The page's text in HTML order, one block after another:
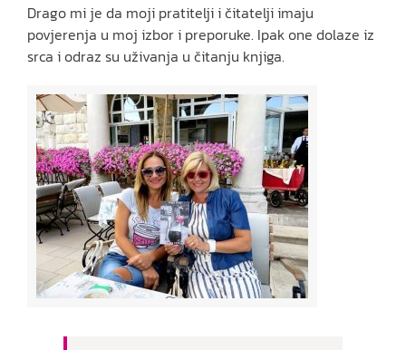
Drago mi je da moji pratitelji i čitatelji imaju
povjerenja u moj izbor i preporuke. Ipak one dolaze iz
srca i odraz su uživanja u čitanju knjiga.